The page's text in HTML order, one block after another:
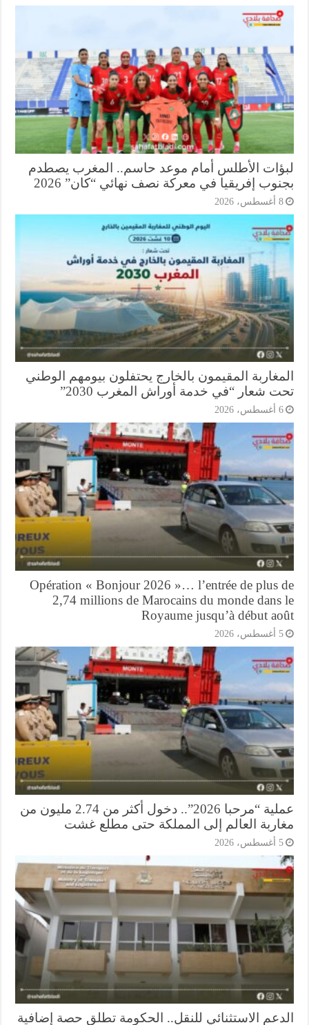
الأطلس أمام موعد حاسم.. المغرب يصطدم
إفريقيا في معركة نصف نهائي “كان” 2026
المقيمون بالخارج يحتفلون بيومهم الوطني
شعار “في خدمة أوراش المغرب 2030”
Opération « Bonjour 2026 »… l’entrée de plus
2,74 millions de Marocains du monde
Royaume jusqu’à début
عملية “مرحبا 2026”.. دخول أكثر من 2.74 مليون من
العالم إلى المملكة حتى مطلع غشت
الاستثنائي للنقل.. الحكومة تطلق حصة إضافية